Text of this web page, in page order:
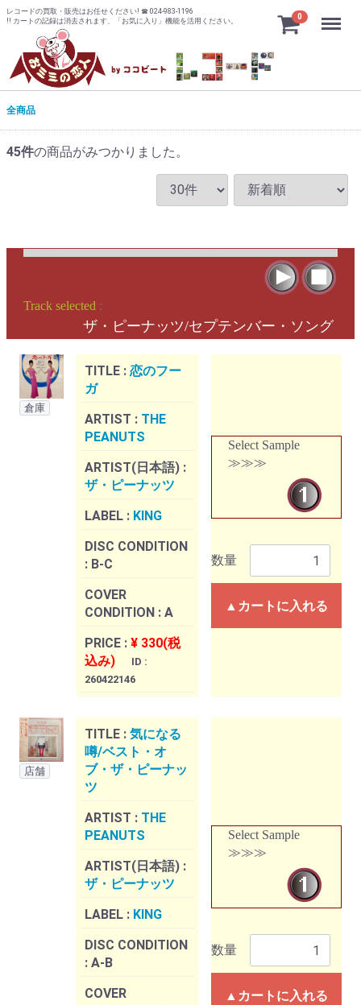
レコードの買取・販売はお任せください! ☎ 024-983-1196
!! カートの記録は消去されます、「お気に入り」機能を活用ください。
0 Menu
全商品
45件の商品がみつかりました。
Track selected :
ザ・ピーナッツ/セプテンバー・ソング
倉庫
TITLE : 恋のフー
ガ
ARTIST : THE
PEANUTS
ARTIST(日本語) :
ザ・ピーナッツ
LABEL : KING
DISC CONDITION
: B-C
COVER
CONDITION : A
PRICE : ¥ 330(税
込み)
ID :
260422146
Select Sample
≫≫≫
数量
▲カートに入れる
店舗
TITLE : 気になる
噂/ベスト・オ
ブ・ザ・ピーナッ
ツ
ARTIST : THE
PEANUTS
ARTIST(日本語) :
ザ・ピーナッツ
LABEL : KING
DISC CONDITION
: A-B
COVER
Select Sample
≫≫≫
数量
▲カートに入れる